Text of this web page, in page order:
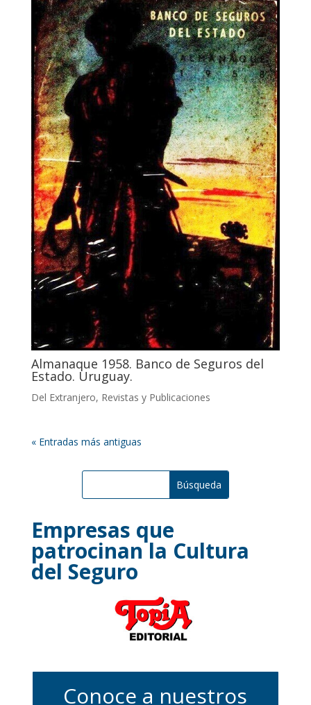
Almanaque 1958. Banco de Seguros del
Estado. Uruguay.
Del Extranjero, Revistas y Publicaciones
« Entradas más antiguas
Empresas que
patrocinan la Cultura
del Seguro
Conoce a nuestros